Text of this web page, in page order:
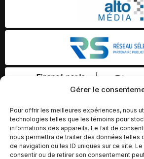
Gérer le
Pour offrir les meilleures expériences, nous
technologies telles que les témoins pour
informations des appareils. Le fait de
nous permettra de traiter des données telles
de navigation ou les ID uniques sur ce site.
consentir ou de retirer son consentement